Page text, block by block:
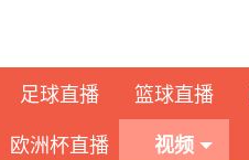
足球直播 篮球直播
欧洲杯直播 视频